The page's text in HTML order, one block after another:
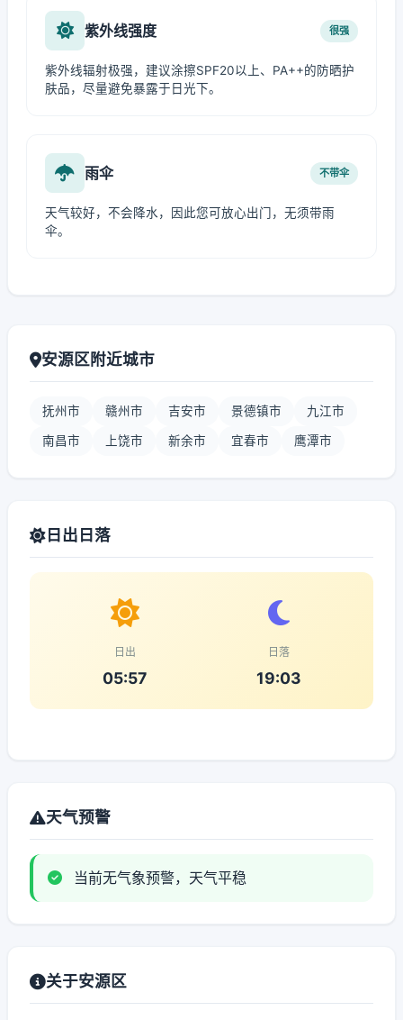
紫外线强度 很强
紫外线辐射极强，建议涂擦SPF20以上、PA++的防晒护
肤品，尽量避免暴露于日光下。
雨伞 不带伞
天气较好，不会降水，因此您可放心出门，无须带雨
伞。
安源区附近城市
抚州市 赣州市 吉安市 景德镇市 九江市
南昌市 上饶市 新余市 宜春市 鹰潭市
日出日落
日出
05:57
日落
19:03
天气预警
当前无气象预警，天气平稳
关于安源区